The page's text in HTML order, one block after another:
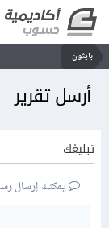
بايثون
أرسل تقرير
تبليغك
يمكنك إرسال